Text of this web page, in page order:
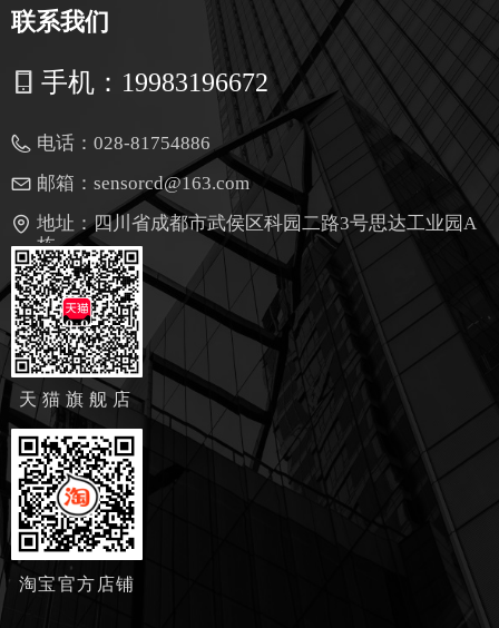
手机： 19983196672
联系我们
电话： 028-81754886
邮箱： sensorcd@163.com
地址：四川省成都市武侯区科园二路3号思达工业园A
栋
淘宝官方店铺
天猫旗舰店